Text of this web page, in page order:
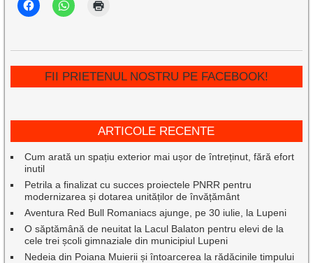
FII PRIETENUL NOSTRU PE FACEBOOK!
ARTICOLE RECENTE
Cum arată un spațiu exterior mai ușor de întreținut, fără efort
inutil
Petrila a finalizat cu succes proiectele PNRR pentru
modernizarea și dotarea unităților de învățământ
Aventura Red Bull Romaniacs ajunge, pe 30 iulie, la Lupeni
O săptămână de neuitat la Lacul Balaton pentru elevi de la
cele trei școli gimnaziale din municipiul Lupeni
Nedeia din Poiana Muierii și întoarcerea la rădăcinile timpului